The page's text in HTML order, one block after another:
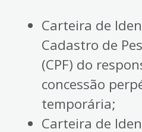
Carteira de
Cadastro de
(CPF) do
concessão
temporária;
Carteira de